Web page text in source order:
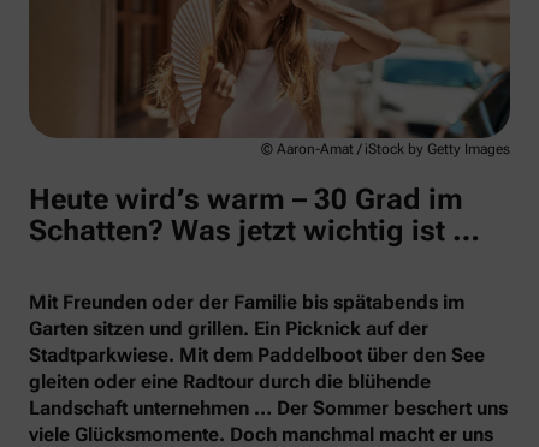
© Aaron-Amat / iStock by Getty Images
Heute wird’s warm – 30 Grad im
Schatten? Was jetzt wichtig ist …
Mit Freunden oder der Familie bis spätabends im
Garten sitzen und grillen. Ein Picknick auf der
Stadtparkwiese. Mit dem Paddelboot über den See
gleiten oder eine Radtour durch die blühende
Landschaft unternehmen … Der Sommer beschert uns
viele Glücksmomente. Doch manchmal macht er uns